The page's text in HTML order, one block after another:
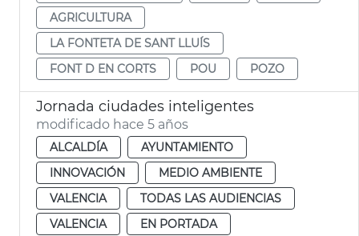
AGRICULTURA
LA FONTETA DE SANT LLUÍS
FONT D EN CORTS
POU POZO
Jornada ciudades inteligentes
modificado hace 5 años
ALCALDÍA
AYUNTAMIENTO
INNOVACIÓN
MEDIO AMBIENTE
VALENCIA
TODAS LAS AUDIENCIAS
VALENCIA
EN PORTADA